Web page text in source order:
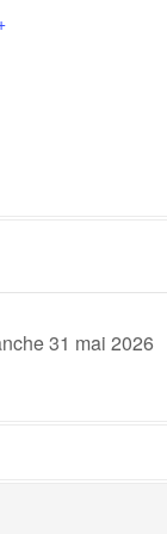
31 mai 2026